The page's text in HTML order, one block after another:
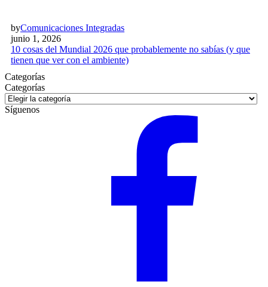
byComunicaciones Integradas
junio 1, 2026
10 cosas del Mundial 2026 que probablemente no sabías (y que
tienen que ver con el ambiente)
Categorías
Categorías
Categorías
Síguenos